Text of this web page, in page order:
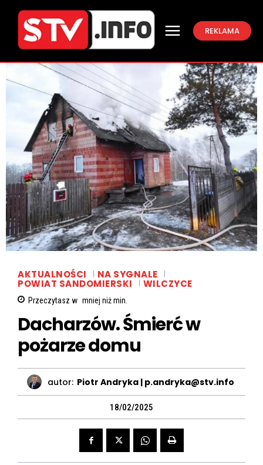
REKLAMA
AKTUALNOŚCI NA SYGNALE
POWIAT SANDOMIERSKI WILCZYCE
Przeczytasz w mniej niżmin.
Dacharzów. Śmierć w
pożarze domu
autor: Piotr Andryka | p.andryka@stv.info
18/02/2025